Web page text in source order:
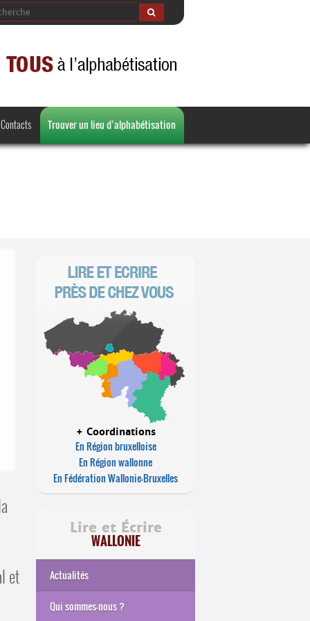
Contacts Trouver un lieu d’alphabétisation
et
+ Coordinations
En Région bruxelloise
En Région wallonne
En Fédération Wallonie-Bruxelles
Lire et Écrire
WALLONIE
Actualités
Qui sommes-nous ?